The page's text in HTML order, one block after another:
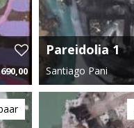
p.m.
Pareidolia 1
Santiago Pani
160 cm x 220 cm